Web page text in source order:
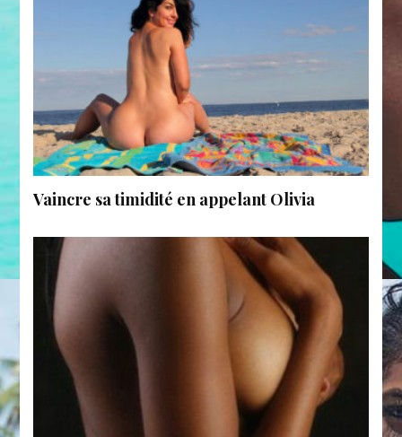
Vaincre sa timidité en appelant Olivia